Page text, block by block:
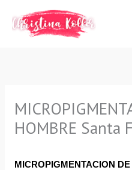
contenido
HOMBRE Santa
MICROPIGMENTACION